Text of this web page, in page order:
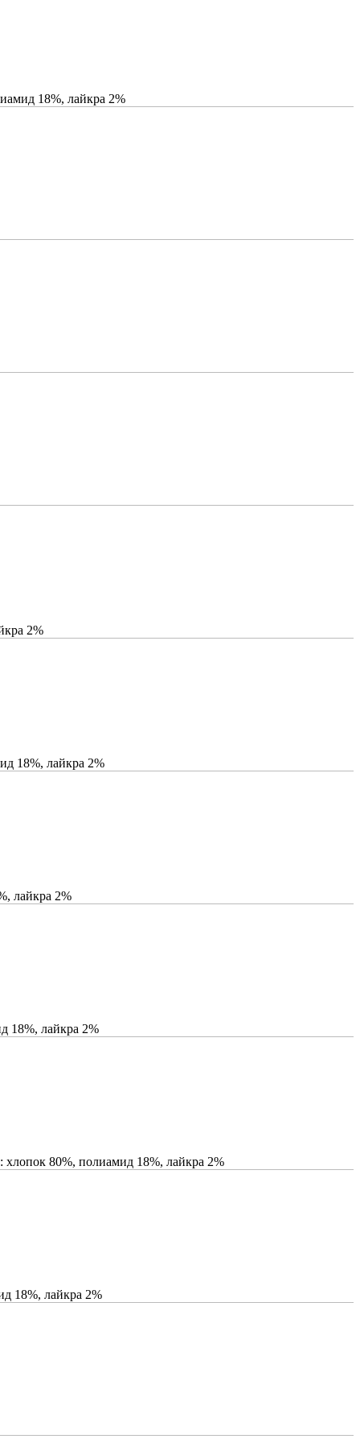
18%, лайкра 2%
2%
18%, лайкра 2%
лайкра 2%
18%, лайкра 2%
80%, полиамид 18%, лайкра 2%
18%, лайкра 2%